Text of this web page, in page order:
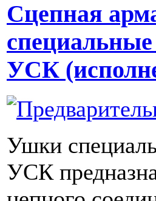
Сцепная
УСК
Ушки
УСК